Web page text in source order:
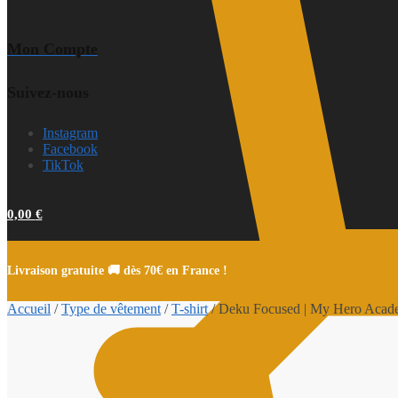
Instagram
Facebook
TikTok
0,00 €
Livraison gratuite 🚚 dès 70€ en France !
Accueil /Type de vêtement /T-shirt/Deku Focused | My Hero